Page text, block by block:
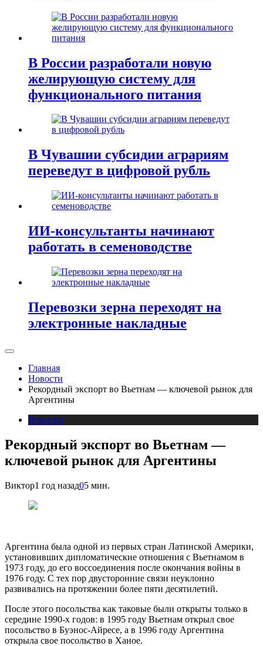
В России разработали новую
желирующую систему для
функционального питания
В Чувашии субсидии аграриям
переведут в цифровой рубль
ИИ-консультанты начинают
работать в семеноводстве
Перевозки зерна переходят на
электронные накладные
Главная
Новости
Рекордный экспорт во Вьетнам — ключевой рынок для
Аргентины
Новости
Рекордный экспорт во Вьетнам —
ключевой рынок для Аргентины
Виктор1 год назад05 мин.
Аргентина была одной из первых стран Латинской Америки,
установивших дипломатические отношения с Вьетнамом в
1973 году, до его воссоединения после окончания войны в
1976 году. С тех пор двусторонние связи неуклонно
развивались на протяжении более пяти десятилетий.
После этого посольства как таковые были открыты только в
середине 1990-х годов: в 1995 году Вьетнам открыл свое
посольство в Буэнос-Айресе, а в 1996 году Аргентина
открыла свое посольство в Ханое.